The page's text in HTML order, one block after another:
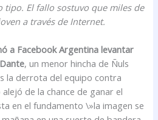
tipo. El fallo sostuvo que miles de
a través de Internet.
a Facebook Argentina levantar
, un menor hincha de Ñuls
la derrota del equipo contra
de la chance de ganar el
en el fundamento \»la imagen se